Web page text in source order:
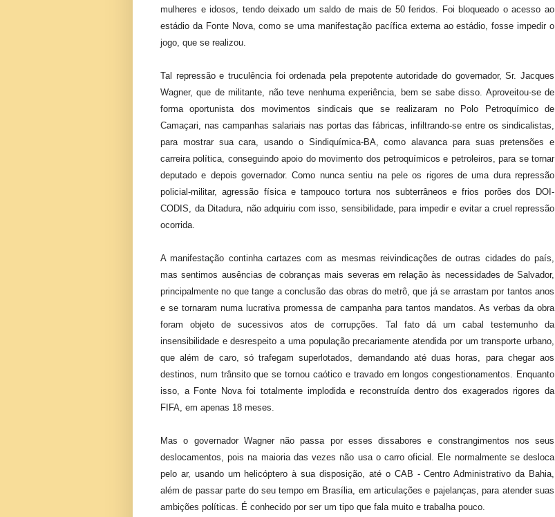
mulheres e idosos, tendo deixado um saldo de mais de 50 feridos. Foi bloqueado o acesso ao
estádio da Fonte Nova, como se uma manifestação pacífica externa ao estádio, fosse impedir o
jogo, que se realizou.
Tal repressão e truculência foi ordenada pela prepotente autoridade do governador, Sr. Jacques
Wagner, que de militante, não teve nenhuma experiência, bem se sabe disso. Aproveitou-se de
forma oportunista dos movimentos sindicais que se realizaram no Polo Petroquímico de
Camaçari, nas campanhas salariais nas portas das fábricas, infiltrando-se entre os sindicalistas,
para mostrar sua cara, usando o Sindiquímica-BA, como alavanca para suas pretensões e
carreira política, conseguindo apoio do movimento dos petroquímicos e petroleiros, para se tornar
deputado e depois governador. Como nunca sentiu na pele os rigores de uma dura repressão
policial-militar, agressão física e tampouco tortura nos subterrâneos e frios porões dos DOI-
CODIS, da Ditadura, não adquiriu com isso, sensibilidade, para impedir e evitar a cruel repressão
ocorrida.
A manifestação continha cartazes com as mesmas reivindicações de outras cidades do país,
mas sentimos ausências de cobranças mais severas em relação às necessidades de Salvador,
principalmente no que tange a conclusão das obras do metrô, que já se arrastam por tantos anos
e se tornaram numa lucrativa promessa de campanha para tantos mandatos. As verbas da obra
foram objeto de sucessivos atos de corrupções. Tal fato dá um cabal testemunho da
insensibilidade e desrespeito a uma população precariamente atendida por um transporte urbano,
que além de caro, só trafegam superlotados, demandando até duas horas, para chegar aos
destinos, num trânsito que se tornou caótico e travado em longos congestionamentos. Enquanto
isso, a Fonte Nova foi totalmente implodida e reconstruída dentro dos exagerados rigores da
FIFA, em apenas 18 meses.
Mas o governador Wagner não passa por esses dissabores e constrangimentos nos seus
deslocamentos, pois na maioria das vezes não usa o carro oficial. Ele normalmente se desloca
pelo ar, usando um helicóptero à sua disposição, até o CAB - Centro Administrativo da Bahia,
além de passar parte do seu tempo em Brasília, em articulações e pajelanças, para atender suas
ambições políticas. É conhecido por ser um tipo que fala muito e trabalha pouco.